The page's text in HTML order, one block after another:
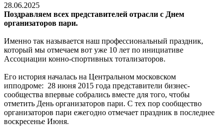
28.06.2025
Поздравляем всех представителей отрасли с Днем
организаторов пари.
Именно так называется наш профессиональный праздник,
который мы отмечаем вот уже 10 лет по инициативе
Ассоциации конно-спортивных тотализаторов.
Его история началась на Центральном московском
ипподроме: 28 июня 2015 года представители бизнес-
сообщества впервые собрались вместе для того, чтобы
отметить День организаторов пари. С тех пор сообщество
организаторов пари ежегодно отмечает праздник в последнее
воскресенье Июня.